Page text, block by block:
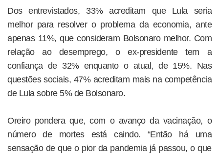
Dos entrevistados, 33% acreditam que Lula seria
melhor para resolver o problema da economia, ante
apenas 11%, que consideram Bolsonaro melhor. Com
relação ao desemprego, o ex-presidente tem a
confiança de 32% enquanto o atual, de 15%. Nas
questões sociais, 47% acreditam mais na competência
de Lula sobre 5% de Bolsonaro.
Oreiro pondera que, com o avanço da vacinação, o
número de mortes está caindo. “Então há uma
sensação de que o pior da pandemia já passou, o que